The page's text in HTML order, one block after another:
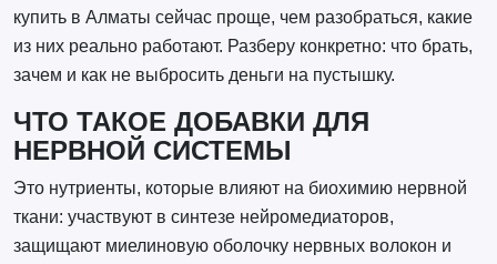
купить в Алматы сейчас проще, чем разобраться, какие
из них реально работают. Разберу конкретно: что брать,
зачем и как не выбросить деньги на пустышку.
ЧТО ТАКОЕ ДОБАВКИ ДЛЯ
НЕРВНОЙ СИСТЕМЫ
Это нутриенты, которые влияют на биохимию нервной
ткани: участвуют в синтезе нейромедиаторов,
защищают миелиновую оболочку нервных волокон и